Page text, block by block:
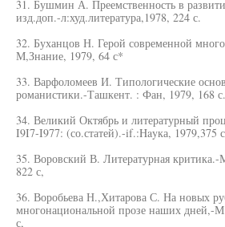
31. Бушмин А. Преемственность в
изд.доп.-л:худ.литература,1978, 224 с.
32. Буханцов Н. Герой современной
М,Знание, 1979, 64 с*
33. Варфоломеев И. Типологические
романистики.-Ташкент. : Фан, 1979, 168 с.
34. Великий Октябрь и литературный
I9I7-I977: (со.статей).-if.:Hayка, 1979,375
35. Воровский В. Литературная критика.-
822 с,
36. Воробьева Н.,Хитарова С. На новых
многонациональной прозе наших дней,-
с,